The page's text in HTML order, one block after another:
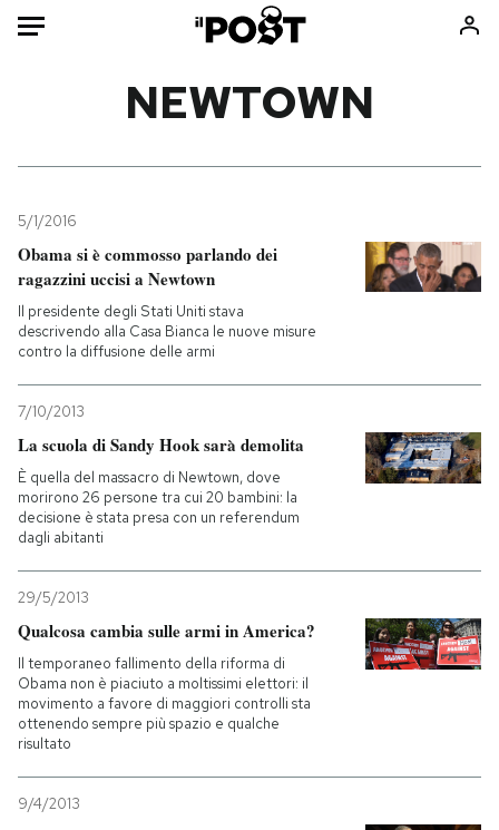
Mondo
Politica
Tecnologia
Internet
Scienza
Economia
Sport
Consumismi
Mondiali calcio 2026
PODCAST
I MIEI PREFERITI
NEWTOWN
5/1/2016
Obama si è commosso parlando dei
ragazzini uccisi a Newtown
Il presidente degli Stati Uniti stava
descrivendo alla Casa Bianca le nuove misure
contro la diffusione delle armi
7/10/2013
La scuola di Sandy Hook sarà demolita
È quella del massacro di Newtown, dove
morirono 26 persone tra cui 20 bambini: la
decisione è stata presa con un referendum
dagli abitanti
29/5/2013
Qualcosa cambia sulle armi in America?
Il temporaneo fallimento della riforma di
Obama non è piaciuto a moltissimi elettori: il
movimento a favore di maggiori controlli sta
ottenendo sempre più spazio e qualche
risultato
9/4/2013